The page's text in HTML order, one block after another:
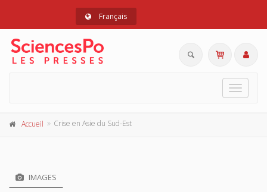
Français
Toggle
Accueil Crise en Asie du Sud-Est
IMAGES